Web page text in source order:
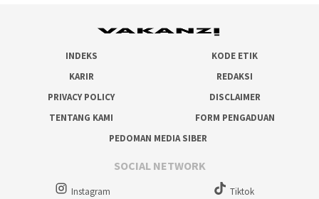
INDEKS
KODE ETIK
KARIR
REDAKSI
PRIVACY POLICY
DISCLAIMER
TENTANG KAMI
FORM PENGADUAN
PEDOMAN MEDIA SIBER
SOCIAL NETWORK
Instagram
Tiktok